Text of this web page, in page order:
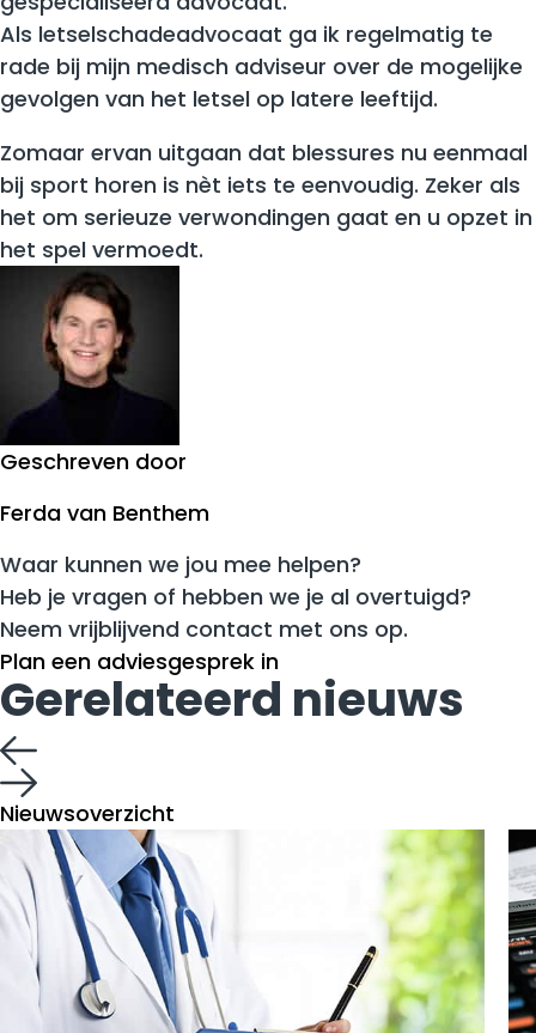
Als letselschadeadvocaat ga ik regelmatig te
rade bij mijn medisch adviseur over de mogelijke
gevolgen van het letsel op latere leeftijd.
Zomaar ervan uitgaan dat blessures nu eenmaal
bij sport horen is nèt iets te eenvoudig. Zeker als
het om serieuze verwondingen gaat en u opzet in
het spel vermoedt.
Geschreven door
Ferda van Benthem
Waar kunnen we jou mee helpen?
Heb je vragen of hebben we je al overtuigd?
Neem vrijblijvend contact met ons op.
Plan een adviesgesprek in
Gerelateerd nieuws
Nieuwsoverzicht